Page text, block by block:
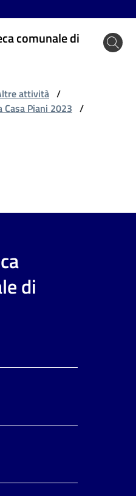
comunale di
attività /
Casa Piani 2023 /
di